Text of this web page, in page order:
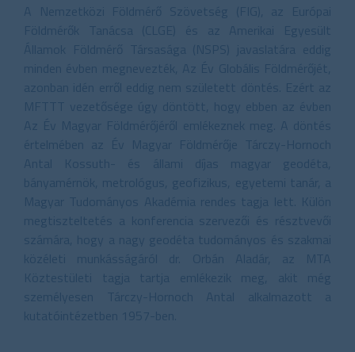
A Nemzetközi Földmérő Szövetség (FIG), az Európai
Földmérők Tanácsa (CLGE) és az Amerikai Egyesült
Államok Földmérő Társasága (NSPS) javaslatára eddig
minden évben megnevezték, Az Év Globális Földmérőjét,
azonban idén erről eddig nem született döntés. Ezért az
MFTTT vezetősége úgy döntött, hogy ebben az évben
Az Év Magyar Földmérőjéről emlékeznek meg. A döntés
értelmében az Év Magyar Földmérője Tárczy-Hornoch
Antal Kossuth- és állami díjas magyar geodéta,
bányamérnök, metrológus, geofizikus, egyetemi tanár, a
Magyar Tudományos Akadémia rendes tagja lett. Külön
megtiszteltetés a konferencia szervezői és résztvevői
számára, hogy a nagy geodéta tudományos és szakmai
közéleti munkásságáról dr. Orbán Aladár, az MTA
Köztestületi tagja tartja emlékezik meg, akit még
személyesen Tárczy-Hornoch Antal alkalmazott a
kutatóintézetben 1957-ben.